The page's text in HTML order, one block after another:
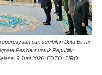
dari sembilan Duta Besar
Resident untuk Republik
9 Juni 2026. FOTO: BIRO